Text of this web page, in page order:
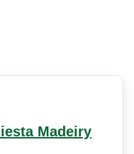
Madeiry